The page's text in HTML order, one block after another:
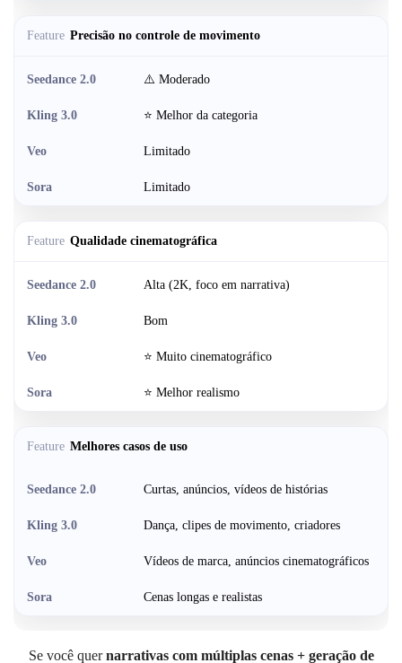
Precisão no controle de movimento
⚠️ Moderado
⭐ Melhor da categoria
Limitado
Limitado
Qualidade cinematográfica
Alta (2K, foco em narrativa)
Bom
⭐ Muito cinematográfico
⭐ Melhor realismo
Melhores casos de uso
Curtas, anúncios, vídeos de histórias
Dança, clipes de movimento, criadores
Vídeos de marca, anúncios cinematográficos
Cenas longas e realistas
Se você quernarrativas com múltiplas cenas + geração de